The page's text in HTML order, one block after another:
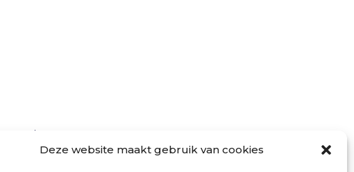
Deze website maakt gebruik van cookies